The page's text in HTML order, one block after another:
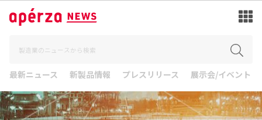
最新ニュース 新製品情報 プレスリリース 展示会/イベント